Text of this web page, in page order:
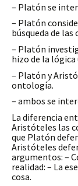
– Platón se
– Platón
búsqueda de las
– Platón
hizo de la lógica
– Platón y
ontología.
– ambos se
La diferencia
Aristóteles las
que Platón
Aristóteles
argumentos: –
realidad: – La
cosa.